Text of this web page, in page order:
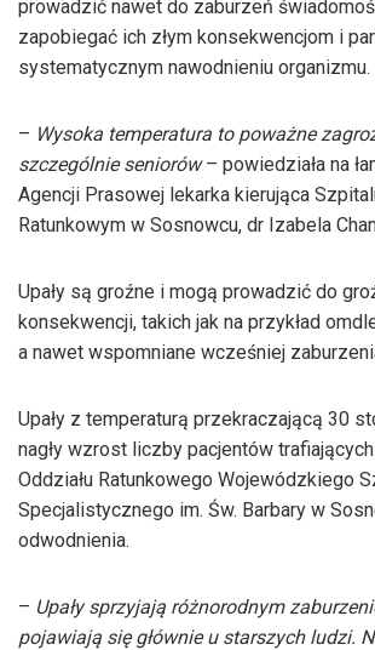
prowadzić nawet do zaburzeń
zapobiegać ich złym konsekwencjom i
systematycznym nawodnieniu organizmu.
– Wysoka temperatura to poważne
szczególnie seniorów– powiedziała na
Agencji Prasowej lekarka kierująca
Ratunkowym w Sosnowcu, dr Izabela
Upały są groźne i mogą prowadzić do
konsekwencji, takich jak na przykład
a nawet wspomniane wcześniej
Upały z temperaturą przekraczającą 30
nagły wzrost liczby pacjentów
Oddziału Ratunkowego Wojewódzkiego
Specjalistycznego im. Św. Barbary w
odwodnienia.
– Upały sprzyjają różnorodnym
pojawiają się głównie u starszych ludzi.